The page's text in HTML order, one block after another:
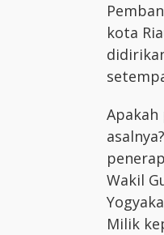
kota
Wakil
Milik